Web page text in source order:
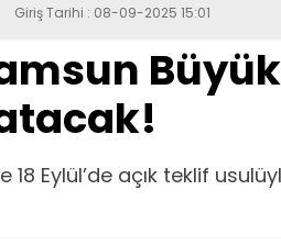
Giriş Tarihi : 08-09-2025 15:01
18 Eylül’de açık teklif